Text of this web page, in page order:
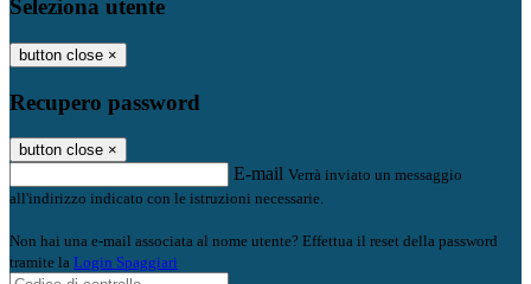
Seleziona utente
button close ×
Recupero password
button close ×
E-mail Verrà inviato un messaggio
all'indirizzo indicato con le istruzioni necessarie.
Non hai una e-mail associata al nome utente? Effettua il reset della password
tramite la Login Spaggiari